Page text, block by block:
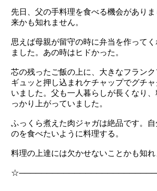
先日、父の手料理を食べる機会があり
来かも知れません。
思えば母親が留守の時に弁当を作ってく
ました。あの時はヒドかった。
芯の残ったご飯の上に、大きなフランク
ギュッと押し込まれケチャップでグチ
いました。父も一人暮らしが長くなり
っかり上がっていました。
ふっくら煮えた肉ジャガは絶品です。
のを食べたいように料理する。
料理の上達には欠かせないことかも知れ